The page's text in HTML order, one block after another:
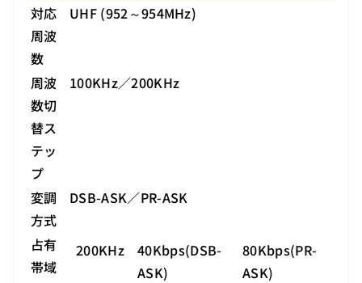
対応
周波
数
UHF (952～954MHz)
周波
数切
替ス
テッ
プ
100KHz／200KHz
変調
方式
DSB-ASK／PR-ASK
占有
帯域
200KHz
40Kbps(DSB-
ASK)
80Kbps(PR-
ASK)